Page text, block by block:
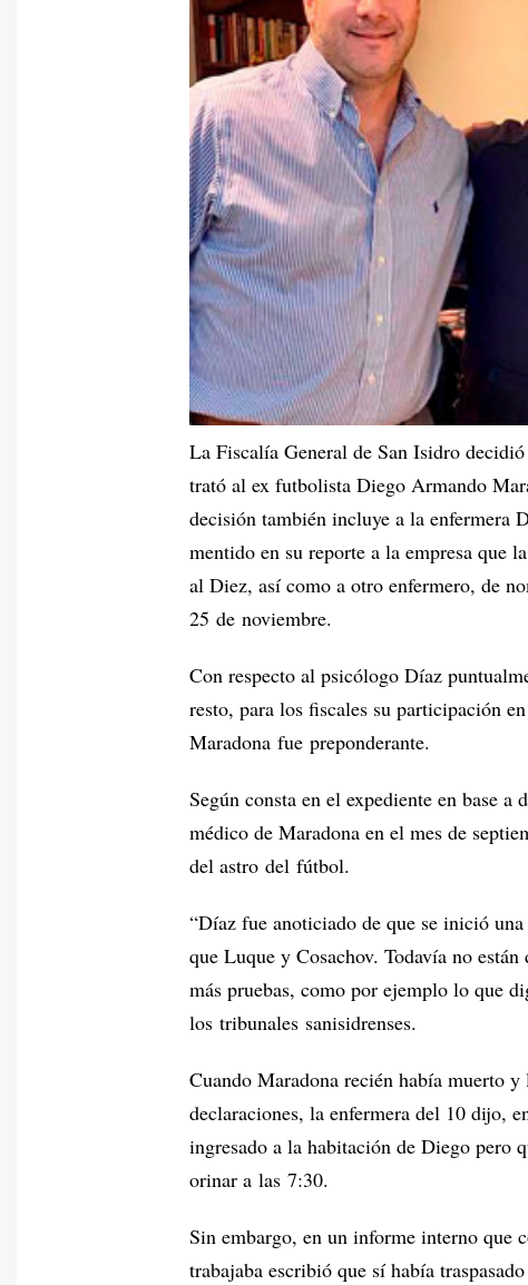
La Fiscalía General de San Isidro
trató al ex futbolista Diego Armando
decisión también incluye a la enfermera
mentido en su reporte a la empresa que
al Diez, así como a otro enfermero, de
25 de noviembre.
Con respecto al psicólogo Díaz
resto, para los fiscales su participación
Maradona fue preponderante.
Según consta en el expediente en base
médico de Maradona en el mes de
del astro del fútbol.
“Díaz fue anoticiado de que se inició
que Luque y Cosachov. Todavía no
más pruebas, como por ejemplo lo que
los tribunales sanisidrenses.
Cuando Maradona recién había muerto
declaraciones, la enfermera del 10 dijo,
ingresado a la habitación de Diego pero
orinar a las 7:30.
Sin embargo, en un informe interno que
trabajaba escribió que sí había